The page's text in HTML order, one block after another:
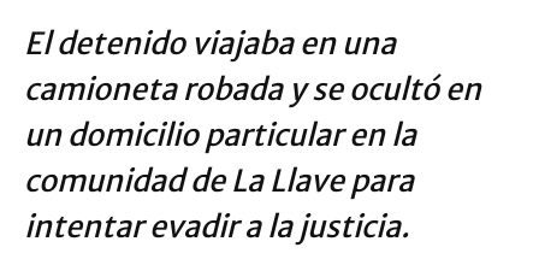
El detenido viajaba en una
camioneta robada y se ocultó en
un domicilio particular en la
comunidad de La Llave para
intentar evadir a la justicia.